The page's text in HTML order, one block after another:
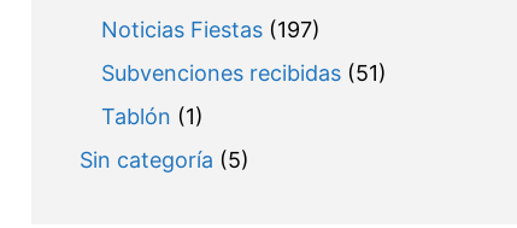
Noticias Fiestas(197)
Subvenciones recibidas(51)
Tablón (1)
Sin categoría (5)